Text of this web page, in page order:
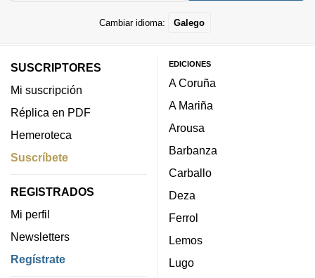
Cambiar idioma: Galego
SUSCRIPTORES
Mi suscripción
Réplica en PDF
Hemeroteca
Suscríbete
REGISTRADOS
Mi perfil
Newsletters
Regístrate
EDICIONES
A Coruña
A Mariña
Arousa
Barbanza
Carballo
Deza
Ferrol
Lemos
Lugo